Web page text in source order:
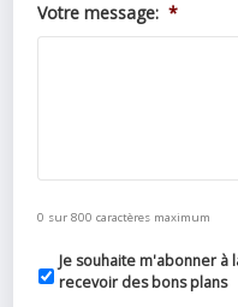
Votre message: *
0 sur 800 caractères maximum
Je souhaite m'abonner à
recevoir des bons plans